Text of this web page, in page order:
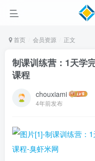
首页 会员资源 正文
制课训练营：1天学
课程
chouxiami
4年前发布